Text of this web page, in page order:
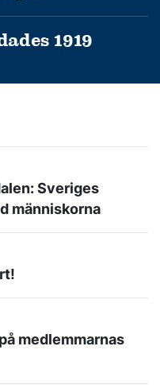
1919
Sveriges
människorna
medlemmarnas